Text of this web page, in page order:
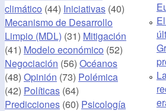
climático (44) Iniciativas (40)
Mecanismo de Desarrollo
Limpio (MDL) (31) Mitigación
(41) Modelo económico (52)
Negociación (56) Océanos
(48) Opinión (73) Polémica
(42) Políticas (64)
Predicciones (60) Psicología